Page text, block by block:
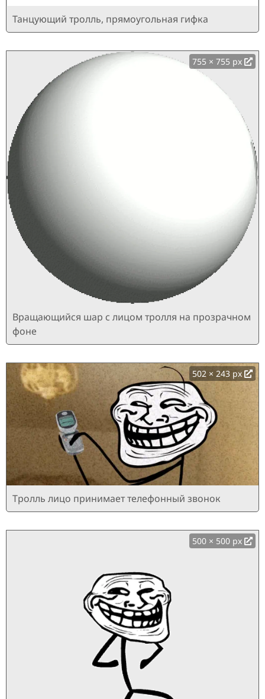
Танцующий тролль, прямоугольная гифка
755 × 755 px
Вращающийся шар с лицом тролля на прозрачном
фоне
502 × 243 px
Тролль лицо принимает телефонный звонок
500 × 500 px